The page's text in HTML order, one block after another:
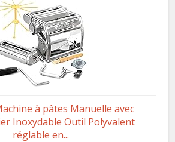
à pâtes Manuelle avec
Inoxydable Outil Polyvalent
réglable en...